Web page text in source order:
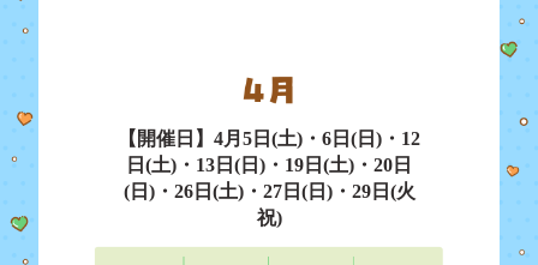
【開催日】4月5日(土)・6日(日)・12
日(土)・13日(日)・19日(土)・20日
(日)・26日(土)・27日(日)・29日(火
祝)